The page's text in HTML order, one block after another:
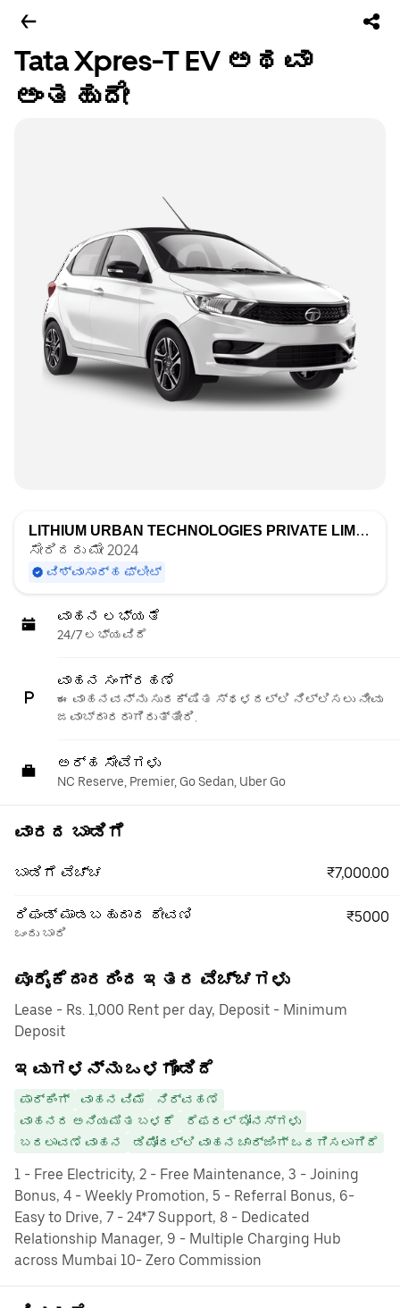
Tata Xpres-T EV ಅಥವಾ
ಅಂತಹುದೇ
LITHIUM URBAN TECHNOLOGIES PRIVATE LIMITED
ಸೇರಿದರು ಮೇ 2024
ವಿಶ್ವಾಸಾರ್ಹ ಫ್ಲೀಟ್
ವಾಹನ ಲಭ್ಯತೆ
24/7 ಲಭ್ಯವಿದೆ
ವಾಹನ ಸಂಗ್ರಹಣೆ
ಈ ವಾಹನವನ್ನು ಸುರಕ್ಷಿತ ಸ್ಥಳದಲ್ಲಿ ನಿಲ್ಲಿಸಲು ನೀವು
ಜವಾಬ್ದಾರರಾಗಿರುತ್ತೀರಿ.
ಅರ್ಹ ಸೇವೆಗಳು
NC Reserve, Premier, Go Sedan, Uber Go
ವಾರದ ಬಾಡಿಗೆ
ಬಾಡಿಗೆ ವೆಚ್ಚ ₹7,000.00
ರಿಫಂಡ್ ಮಾಡಬಹುದಾದ ಠೇವಣಿ
ಒಂದು ಬಾರಿ
₹5000
ಪೂರೈಕೆದಾರರಿಂದ ಇತರ ವೆಚ್ಚಗಳು
Lease - Rs. 1,000 Rent per day, Deposit - Minimum
Deposit
ಇವುಗಳನ್ನು ಒಳಗೊಂಡಿದೆ
ಪಾರ್ಕಿಂಗ್ ವಾಹನ ವಿಮೆ
ನಿರ್ವಹಣೆ
ವಾಹನದ ಅನಿಯಮಿತ ಬಳಕೆ
ರೆಫರಲ್ ಬೋನಸ್‌ಗಳು
ಬದಲಾವಣೆ ವಾಹನ
ಡಿಪೋದಲ್ಲಿ ವಾಹನ ಚಾರ್ಜಿಂಗ್ ಒದಗಿಸಲಾಗಿದೆ
1 - Free Electricity, 2 - Free Maintenance, 3 - Joining
Bonus, 4 - Weekly Promotion, 5 - Referral Bonus, 6-
Easy to Drive, 7 - 24*7 Support, 8 - Dedicated
Relationship Manager, 9 - Multiple Charging Hub
across Mumbai 10- Zero Commission